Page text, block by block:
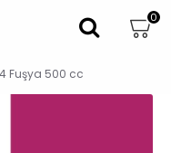
0
Fuşya 500 cc